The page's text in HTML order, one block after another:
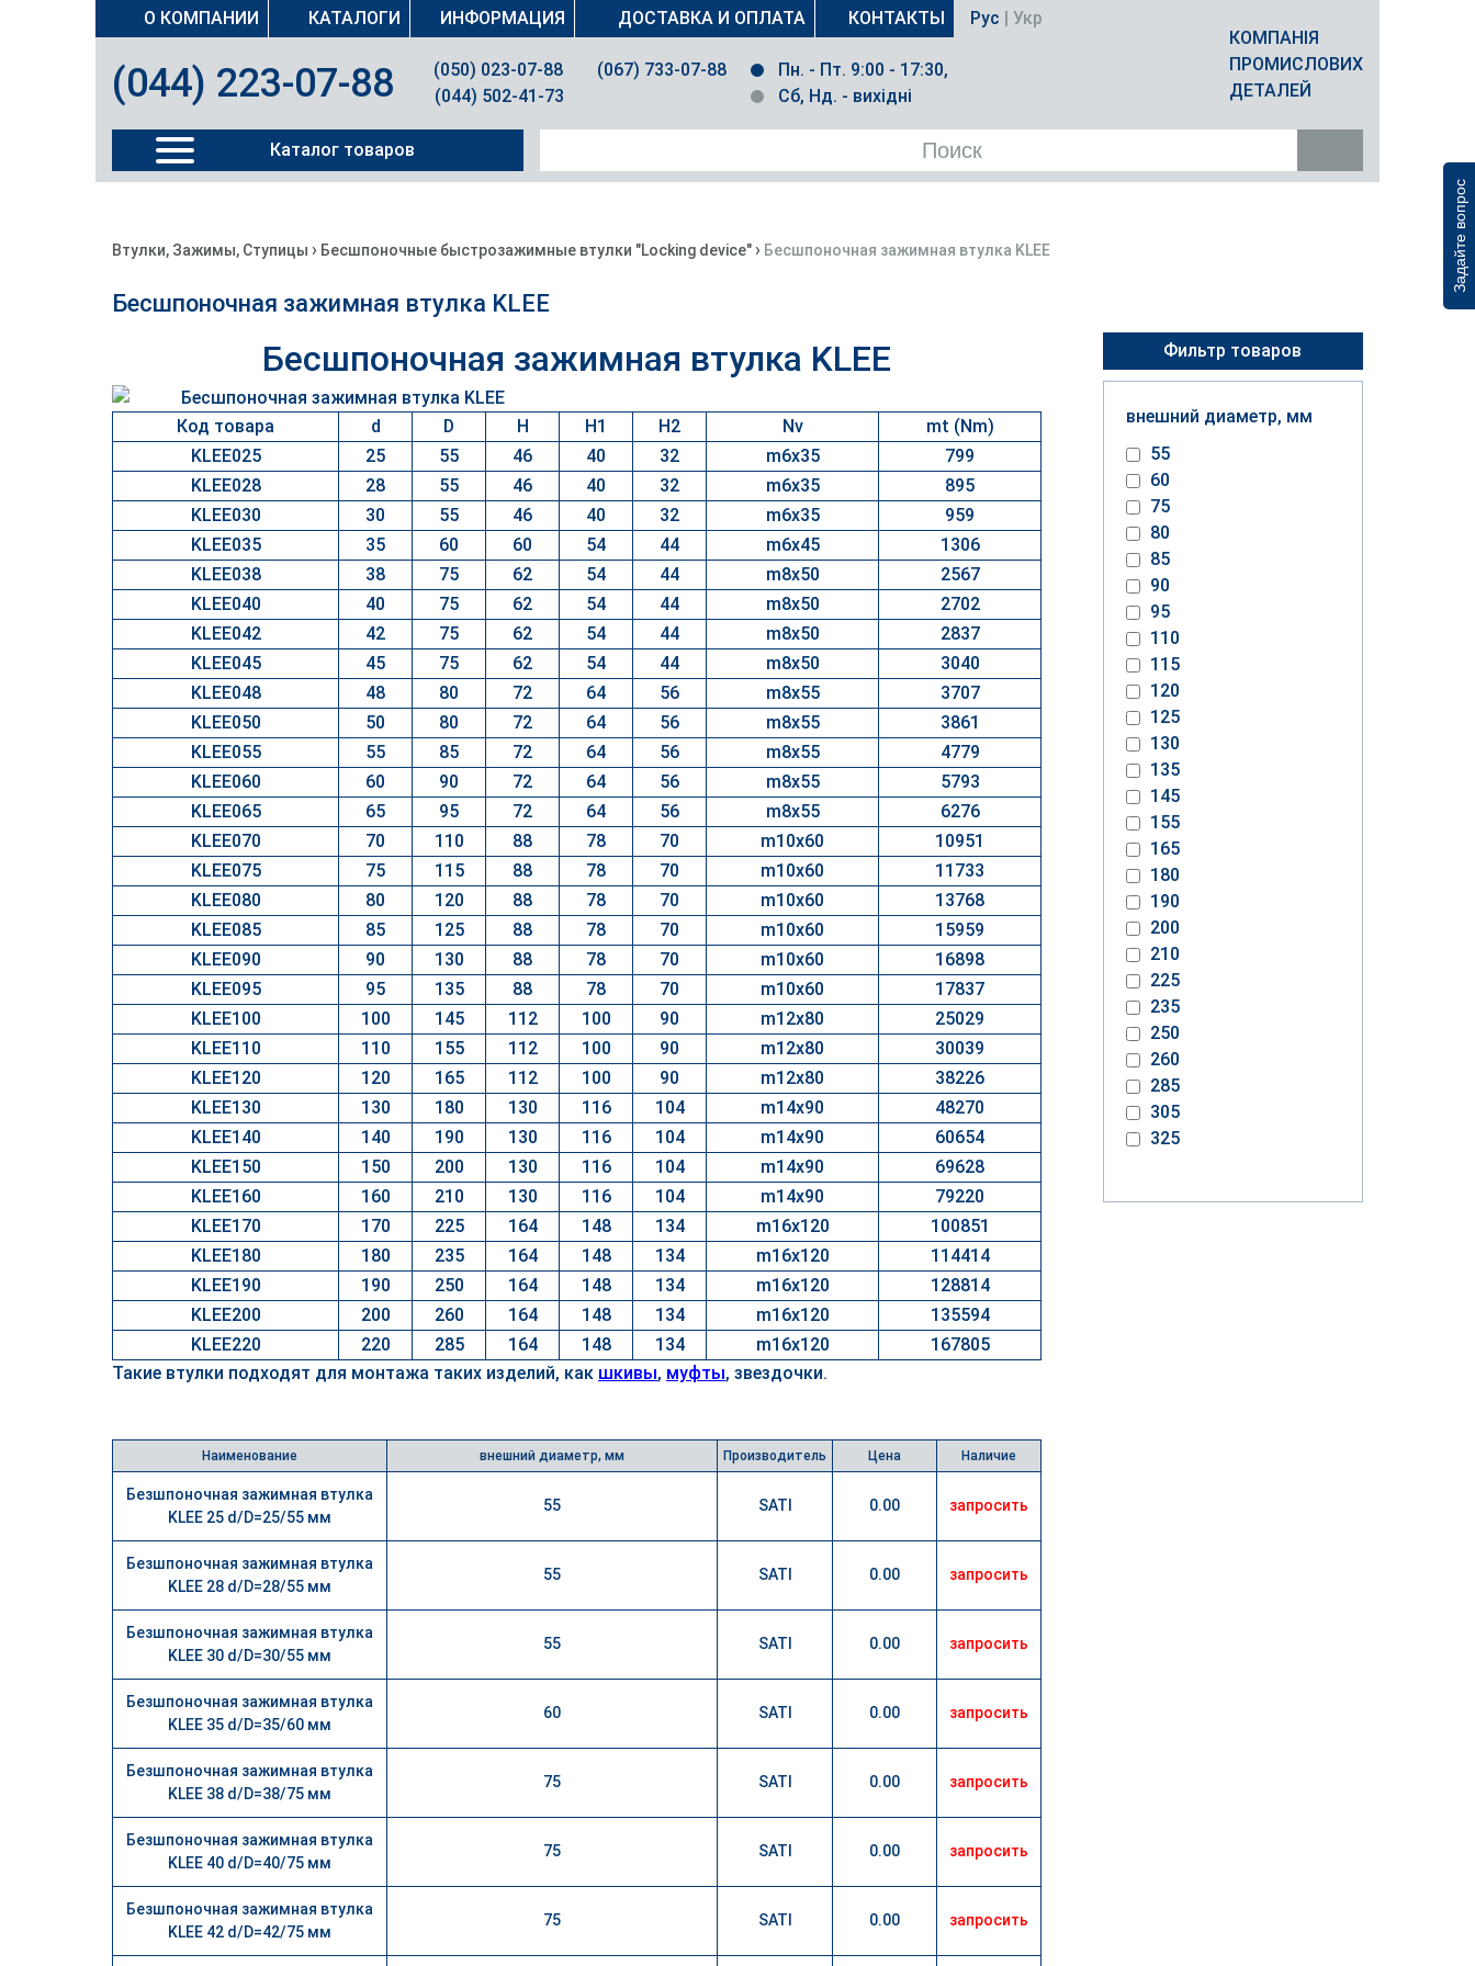
Задайте вопрос
О КОМПАНИИ КАТАЛОГИ ИНФОРМАЦИЯ ДОСТАВКА И ОПЛАТА КОНТАКТЫ Рус | Укр
(044) 223-07-88 (050) 023-07-88
(067) 733-07-88
(044) 502-41-73
Пн. - Пт. 9:00 - 17:30,
Сб, Нд. - вихідні
КОМПАНІЯ
ПРОМИСЛОВИХ
ДЕТАЛЕЙ
Каталог товаров
Втулки, Зажимы, Ступицы › Бесшпоночные быстрозажимные втулки "Locking device" › Бесшпоночная зажимная втулка KLEE
Бесшпоночная зажимная втулка KLEE
Бесшпоночная зажимная втулка KLEE
Код товара d D H H1 H2 Nv
mt (Nm)
KLEE025
25 55 46 40 32 m6x35
799
KLEE028
28 55 46 40 32 m6x35
895
KLEE030
30 55 46 40 32 m6x35
959
KLEE035
35 60 60 54 44 m6x45
1306
KLEE038
38 75 62 54 44 m8x50
2567
KLEE040
40 75 62 54 44 m8x50
2702
KLEE042
42 75 62 54 44 m8x50
2837
KLEE045
45 75 62 54 44 m8x50
3040
KLEE048
48 80 72 64 56 m8x55
3707
KLEE050
50 80 72 64 56 m8x55
3861
KLEE055
55 85 72 64 56 m8x55
4779
KLEE060
60 90 72 64 56 m8x55
5793
KLEE065
65 95 72 64 56 m8x55
6276
KLEE070
70 110 88 78 70 m10x60
10951
KLEE075
75 115 88 78 70 m10x60
11733
KLEE080
80 120 88 78 70 m10x60
13768
KLEE085
85 125 88 78 70 m10x60
15959
KLEE090
90 130 88 78 70 m10x60
16898
KLEE095
95 135 88 78 70 m10x60
17837
KLEE100
100 145 112 100 90 m12x80
25029
KLEE110
110 155 112 100 90 m12x80
30039
KLEE120
120 165 112 100 90 m12x80
38226
KLEE130
130 180 130 116 104 m14x90
48270
KLEE140
140 190 130 116 104 m14x90
60654
KLEE150
150 200 130 116 104 m14x90
69628
KLEE160
160 210 130 116 104 m14x90
79220
KLEE170
170 225 164 148 134 m16x120
100851
KLEE180
180 235 164 148 134 m16x120
114414
KLEE190
190 250 164 148 134 m16x120
128814
KLEE200
200 260 164 148 134 m16x120
135594
KLEE220
220 285 164 148 134 m16x120
167805
Такие втулки подходят для монтажа таких изделий, как шкивы, муфты, звездочки.
Наименование внешний диаметр, мм Производитель Цена Наличие
Безшпоночная зажимная втулка
KLEE 25 d/D=25/55 мм
55 SATI 0.00 запросить
Безшпоночная зажимная втулка
KLEE 28 d/D=28/55 мм
55 SATI 0.00 запросить
Безшпоночная зажимная втулка
KLEE 30 d/D=30/55 мм
55 SATI 0.00 запросить
Безшпоночная зажимная втулка
KLEE 35 d/D=35/60 мм
60 SATI 0.00 запросить
Безшпоночная зажимная втулка
KLEE 38 d/D=38/75 мм
75 SATI 0.00 запросить
Безшпоночная зажимная втулка
KLEE 40 d/D=40/75 мм
75 SATI 0.00 запросить
Безшпоночная зажимная втулка
KLEE 42 d/D=42/75 мм
75 SATI 0.00 запросить
Фильтр товаров
внешний диаметр, мм
55
60
75
80
85
90
95
110
115
120
125
130
135
145
155
165
180
190
200
210
225
235
250
260
285
305
325